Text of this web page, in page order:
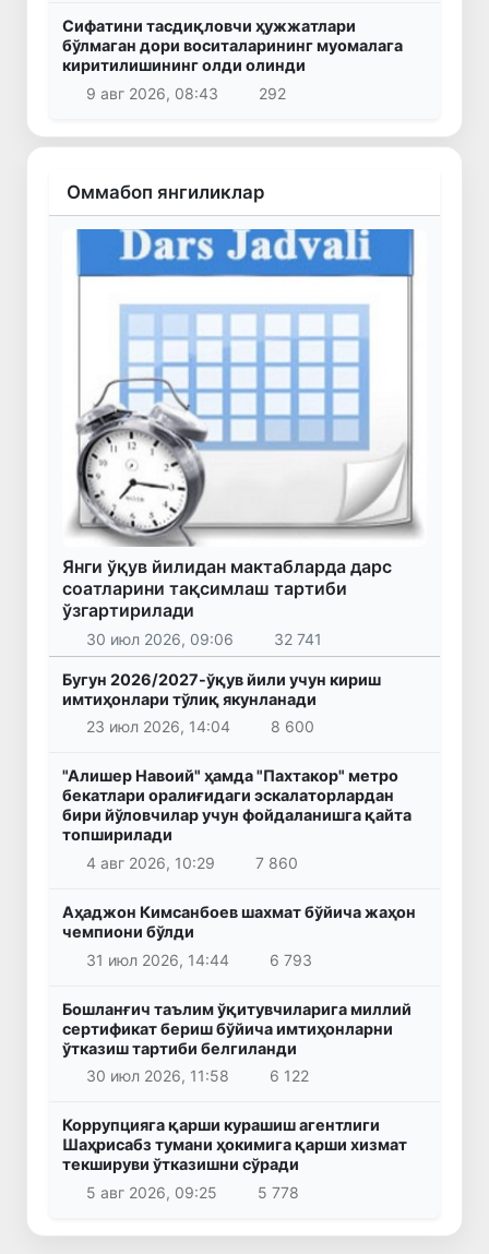
Сифатини тасдиқловчи ҳужжатлари
бўлмаган дори воситаларининг муомалага
киритилишининг олди олинди
9 авг 2026, 08:43
292
Оммабоп янгиликлар
Янги ўқув йилидан мактабларда дарс
соатларини тақсимлаш тартиби
ўзгартирилади
30 июл 2026, 09:06 32 741
Бугун 2026/2027-ўқув йили учун кириш
имтиҳонлари тўлиқ якунланади
23 июл 2026, 14:04
8 600
"Алишер Навоий" ҳамда "Пахтакор" метро
бекатлари оралиғидаги эскалаторлардан
бири йўловчилар учун фойдаланишга қайта
топширилади
4 авг 2026, 10:29
7 860
Аҳаджон Кимсанбоев шахмат бўйича жаҳон
чемпиони бўлди
31 июл 2026, 14:44
6 793
Бошланғич таълим ўқитувчиларига миллий
сертификат бериш бўйича имтиҳонларни
ўтказиш тартиби белгиланди
30 июл 2026, 11:58
6 122
Коррупцияга қарши курашиш агентлиги
Шаҳрисабз тумани ҳокимига қарши хизмат
текшируви ўтказишни сўради
5 авг 2026, 09:25
5 778